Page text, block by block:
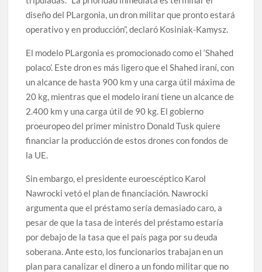
diseño del PLargonia, un dron militar que pronto estará
operativo y en producción”, declaró Kosiniak-Kamysz.
El modelo PLargonia es promocionado como el ‘Shahed
polaco’. Este dron es más ligero que el Shahed iraní, con
un alcance de hasta 900 km y una carga útil máxima de
20 kg, mientras que el modelo iraní tiene un alcance de
2.400 km y una carga útil de 90 kg. El gobierno
proeuropeo del primer ministro Donald Tusk quiere
financiar la producción de estos drones con fondos de
la UE.
Sin embargo, el presidente euroescéptico Karol
Nawrocki vetó el plan de financiación. Nawrocki
argumenta que el préstamo sería demasiado caro, a
pesar de que la tasa de interés del préstamo estaría
por debajo de la tasa que el país paga por su deuda
soberana. Ante esto, los funcionarios trabajan en un
plan para canalizar el dinero a un fondo militar que no